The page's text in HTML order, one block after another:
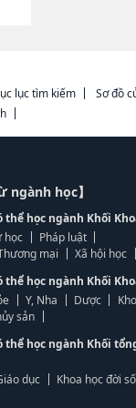
lục tìm kiếm
Sơ đồ
học】
học ngành Khối
học
Pháp luật
mại
Xã hội học
thể học ngành Khối
Y, Nha Dược
sản
thể học ngành Khối
dục Khoa học đời